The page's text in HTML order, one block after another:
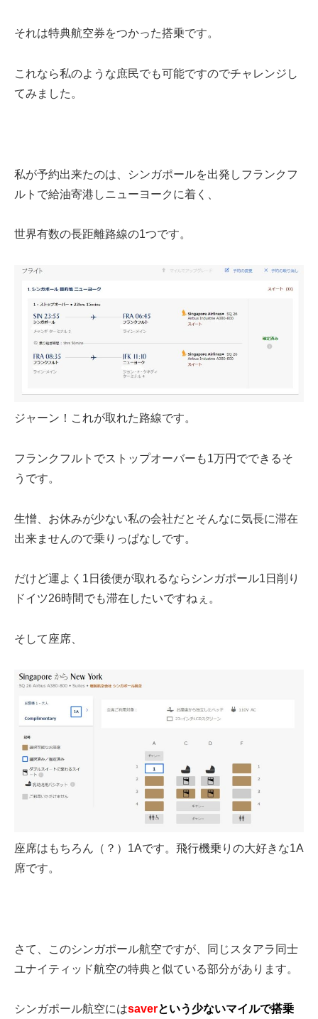
それは特典航空券をつかった搭乗です。
これなら私のような庶民でも可能ですのでチャレンジし
てみました。
私が予約出来たのは、シンガポールを出発しフランクフ
ルトで給油寄港しニューヨークに着く、
世界有数の長距離路線の1つです。
ジャーン！これが取れた路線です。
フランクフルトでストップオーバーも1万円でできるそ
うです。
生憎、お休みが少ない私の会社だとそんなに気長に滞在
出来ませんので乗りっぱなしです。
だけど運よく1日後便が取れるならシンガポール1日削り
ドイツ26時間でも滞在したいですねぇ。
そして座席、
座席はもちろん（？）1Aです。飛行機乗りの大好きな1A
席です。
さて、このシンガポール航空ですが、同じスタアラ同士
ユナイティッド航空の特典と似ている部分があります。
シンガポール航空にはsaverという少ないマイルで搭乗